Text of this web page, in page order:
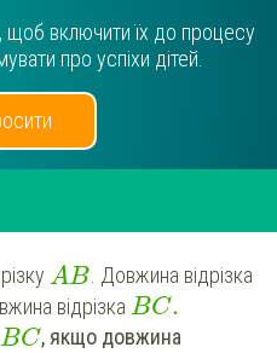
щоб включити їх до процесу
про успіхи дітей.
AB. Довжина відрізка
відрізка BC.
BC, якщо довжина